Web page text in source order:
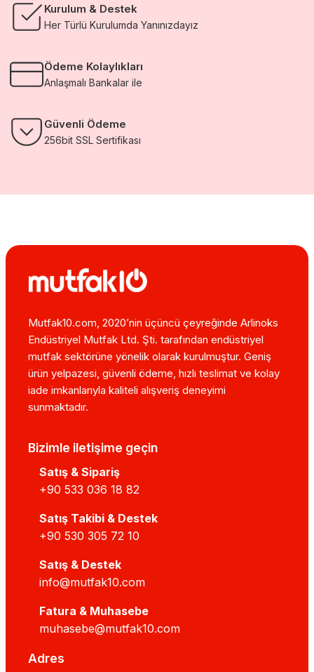
Kurulum & Destek
Her Türlü Kurulumda Yanınızdayız
Ödeme Kolaylıkları
Anlaşmalı Bankalar ile
Güvenli Ödeme
256bit SSL Sertifikası
Mutfak10.com, 2020’nin üçüncü çeyreğinde Arlinoks
Endüstriyel Mutfak Ltd. Şti. tarafından endüstriyel
mutfak sektörüne yönelik olarak kurulmuştur. Geniş
ürün yelpazesi, güvenli ödeme, hızlı teslimat ve kolay
iade imkanlarıyla kaliteli alışveriş deneyimi
sunmaktadır.
Bizimle iletişime geçin
Satış & Sipariş
+90 533 036 18 82
Satış Takibi & Destek
+90 530 305 72 10
Satış & Destek
info@mutfak10.com
Fatura & Muhasebe
muhasebe@mutfak10.com
Adres